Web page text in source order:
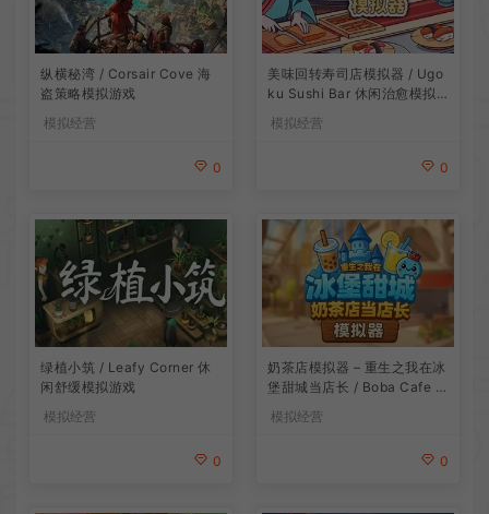
纵横秘湾 / Corsair Cove 海
盗策略模拟游戏
模拟经营
0
美味回转寿司店模拟器 / Ugo
ku Sushi Bar 休闲治愈模拟
模拟经营
0
绿植小筑 / Leafy Corner 休
闲舒缓模拟游戏
模拟经营
0
奶茶店模拟器 – 重生之我在冰
堡甜城当店长 / Boba Cafe Si
mulator 模拟经营游戏
模拟经营
0